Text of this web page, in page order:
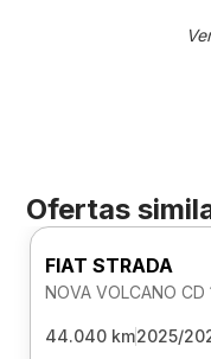
Ofertas
FIAT STRADA
NOVA VOLCANO CD
44.040 km2025/